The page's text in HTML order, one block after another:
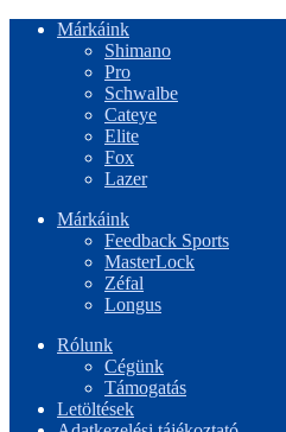
Márkáink
Shimano
Pro
Schwalbe
Cateye
Elite
Fox
Lazer
Márkáink
Feedback Sports
MasterLock
Zéfal
Longus
Rólunk
Cégünk
Támogatás
Letöltések